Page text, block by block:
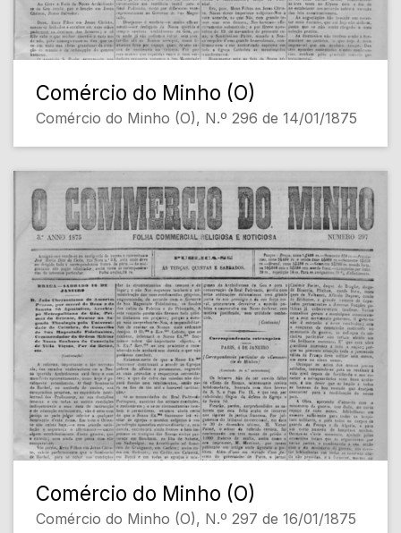
Comércio do Minho (O)
Comércio do Minho (O), N.º 296 de 14/01/1875
Comércio do Minho (O)
Comércio do Minho (O), N.º 297 de 16/01/1875